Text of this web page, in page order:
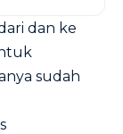
dan ke
sudah